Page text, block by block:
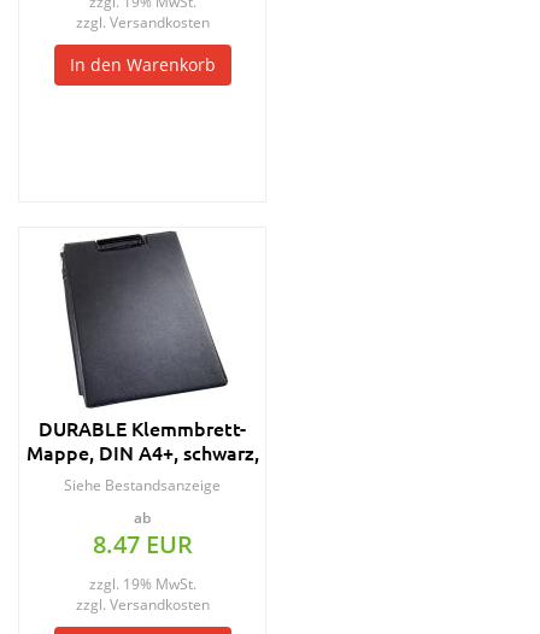
zzgl. Versandkosten
In den Warenkorb
DURABLE Klemmbrett-
Mappe, DIN A4+, schwarz,
aus Weichfolie
Siehe Bestandsanzeige
ab
8.47 EUR
zzgl. 19% MwSt.
zzgl. Versandkosten